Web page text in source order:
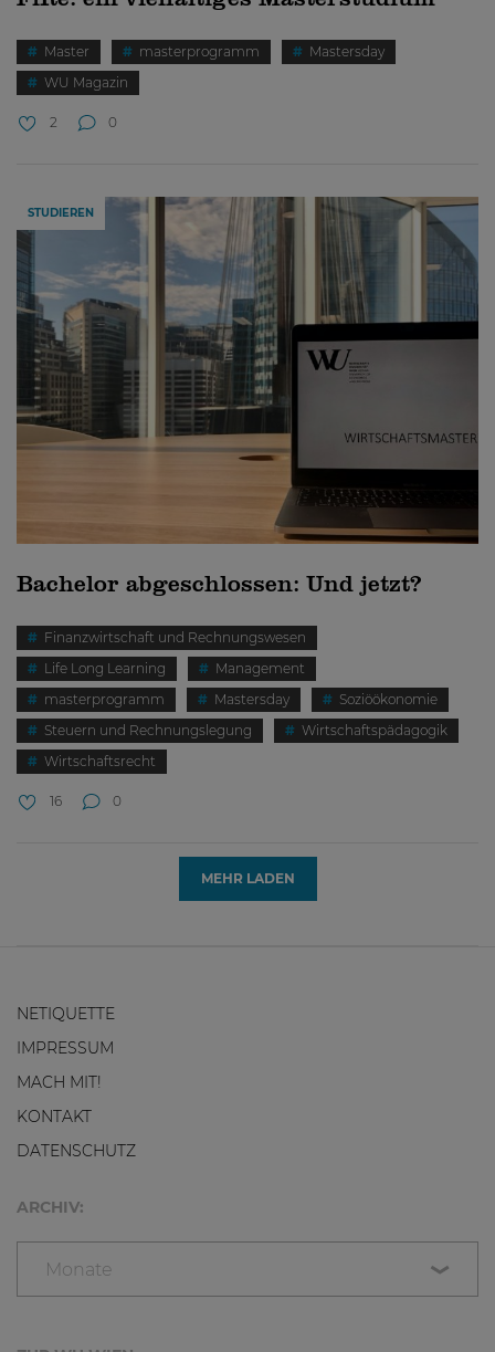
Master masterprogramm
Mastersday
WU Magazin
2 0
STUDIEREN
Bachelor abgeschlossen: Und jetzt?
Finanzwirtschaft und Rechnungswesen
Life Long Learning
Management
masterprogramm
Mastersday
Soziöökonomie
Steuern und Rechnungslegung
Wirtschaftspädagogik
Wirtschaftsrecht
16 0
MEHR LADEN
NETIQUETTE
IMPRESSUM
MACH MIT!
KONTAKT
DATENSCHUTZ
ARCHIV:
Monate